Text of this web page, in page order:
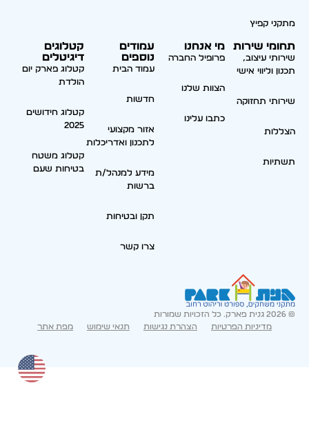
מתקני קפיץ
תחומי שירות
שירותי עיצוב,
תכנון וליווי אישי
שירותי תחזוקה
הצללות
תשתיות
מי אנחנו
פרופיל החברה
הצוות שלנו
כתבו עלינו
עמודים
נוספים
עמוד הבית
חדשות
אזור מקצועי
לתכנון ואדריכלות
מידע למנהל/ת
ברשות
תקן ובטיחות
צרו קשר
קטלוגים
דיגיטלים
קטלוג פארק יום
הולדת
קטלוג חידושים
2025
קטלוג משטח
בטיחות שעם
© 2026 גנית פארק. כל הזכויות שמורות
מדיניות הפרטיות
הצהרת נגישות תנאי שימוש מפת אתר